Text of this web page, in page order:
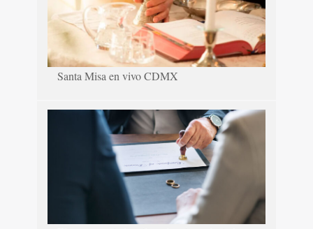
Santa Misa en vivo CDMX